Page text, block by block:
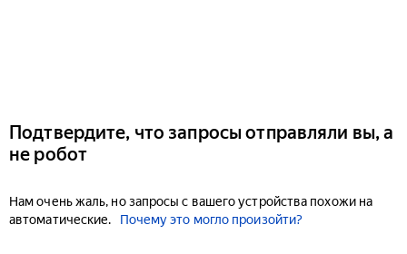
Подтвердите, что запросы отправляли вы, а
не робот
Нам очень жаль, но запросы с вашего устройства похожи на
автоматические.
Почему это могло произойти?